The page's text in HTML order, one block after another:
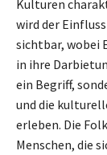
Kulturen
wird der
sichtbar, wobei
in ihre
ein Begriff,
und die
erleben. Die
Menschen, die